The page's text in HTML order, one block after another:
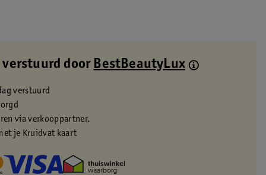
verstuurd door BestBeautyLux
verstuurd
via verkooppartner.
je Kruidvat kaart